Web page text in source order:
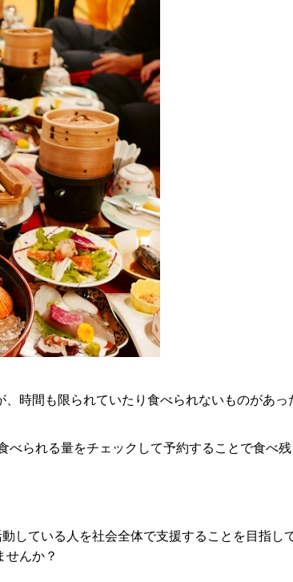
時間も限られていたり食べられないものがあ
られる量をチェックして予約することで食べ残
している人を社会全体で支援することを目指し
んか？